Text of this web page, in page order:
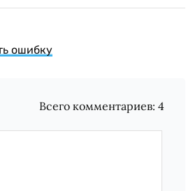
ошибку
Всего комментариев:4